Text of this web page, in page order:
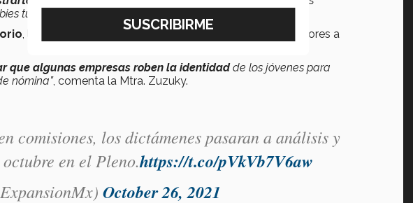
tu situación fiscal”,
no realicen el registro
serán acreedores a
que algunas empresas roben la identidadde los jóvenes para
nómina”, comenta la Mtra. Zuzuky.
comisiones, los dictámenes pasaran a análisis y
en el Pleno.https://t.co/pVkVb7V6aw
October 26, 2021